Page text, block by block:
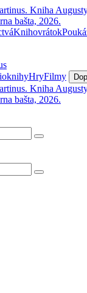
Knihovrátok
HryFilmy